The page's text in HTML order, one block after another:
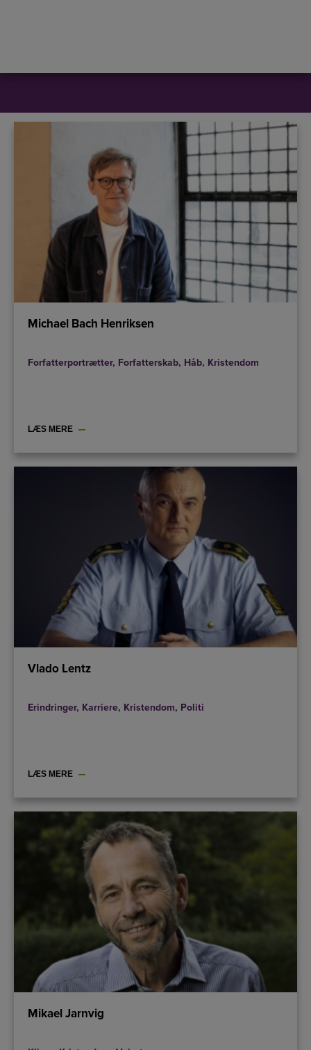
Michael Bach Henriksen
Forfatterportrætter, Forfatterskab, Håb, Kristendom
LÆS MERE
Vlado Lentz
Erindringer, Karriere, Kristendom, Politi
LÆS MERE
Mikael Jarnvig